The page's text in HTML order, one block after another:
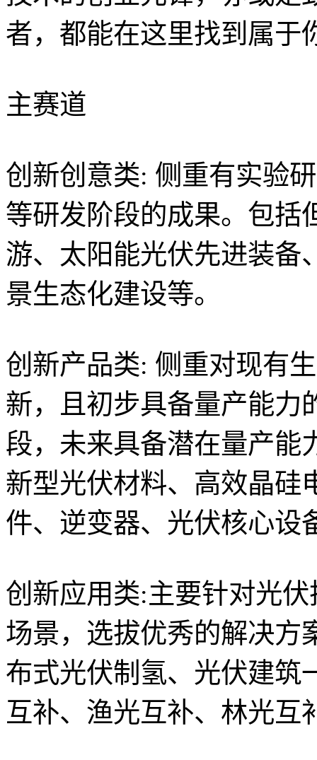
者，都能在这里找到属于
主赛道
创新创意类: 侧重有实验
等研发阶段的成果。包括
游、太阳能光伏先进装备
景生态化建设等。
创新产品类: 侧重对现有
新，且初步具备量产能力
段，未来具备潜在量产能
新型光伏材料、高效晶硅
件、逆变器、光伏核心设
创新应用类:主要针对光
场景，选拔优秀的解决方
布式光伏制氢、光伏建筑
互补、渔光互补、林光互